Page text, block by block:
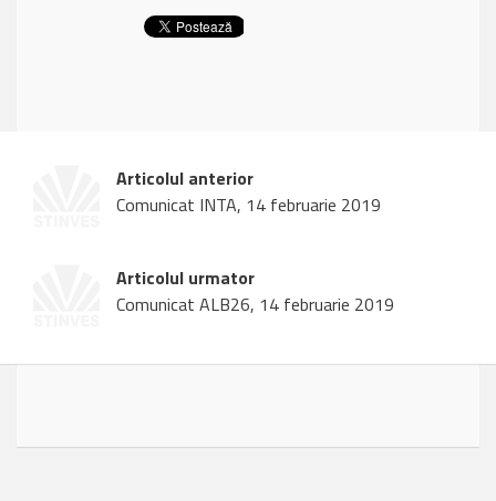
Articolul anterior
Comunicat INTA, 14 februarie 2019
Articolul urmator
Comunicat ALB26, 14 februarie 2019